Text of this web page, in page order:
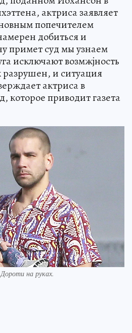
актриса заявляет
попечителем
добиться и
примет суд мы узнаем
исключают возмжjность
и ситуация
актриса в
которое приводит газета
на руках.